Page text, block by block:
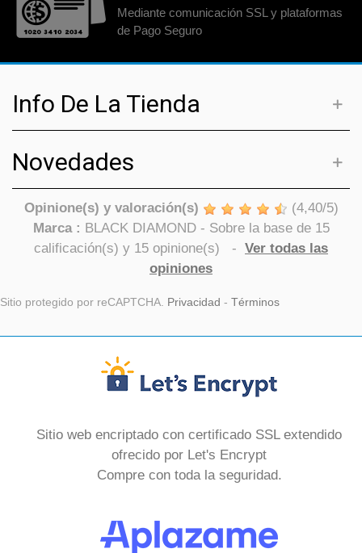
Mediante comunicación SSL y plataformas
de Pago Seguro
Info De La Tienda
Novedades
Opinione(s) y valoración(s) (4,40/5)
Marca : BLACK DIAMOND- Sobre la base de 15
calificación(s) y 15 opinione(s) - Ver todas las
opiniones
Sitio protegido por reCAPTCHA. Privacidad - Términos
Sitio web encriptado con certificado SSL extendido
ofrecido por Let's Encrypt
Compre con toda la seguridad.